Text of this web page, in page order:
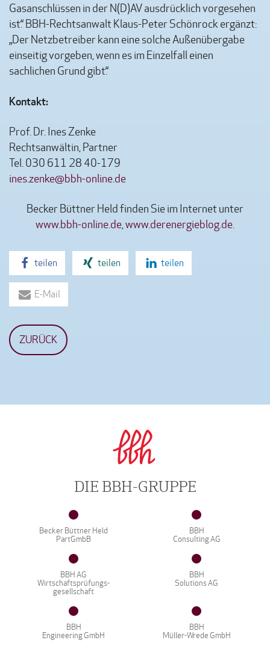
Gasanschlüssen in der N(D)AV ausdrücklich vorgesehen
ist.“ BBH-Rechtsanwalt Klaus-Peter Schönrock ergänzt:
„Der Netzbetreiber kann eine solche Außenübergabe
einseitig vorgeben, wenn es im Einzelfall einen
sachlichen Grund gibt.“
Kontakt:
Prof. Dr. Ines Zenke
Rechtsanwältin, Partner
Tel. 030 611 28 40-179
ines.zenke@bbh-online.de
Becker Büttner Held finden Sie im Internet unter
www.bbh-online.de,www.derenergieblog.de.
teilen teilen teilen
E-Mail
ZURÜCK
DIE BBH-GRUPPE
Becker Büttner Held
PartGmbB
BBH
Consulting AG
BBH AG
Wirtschaftsprüfungs-
gesellschaft
BBH
Solutions AG
BBH
Engineering GmbH
BBH
Müller-Wrede GmbH